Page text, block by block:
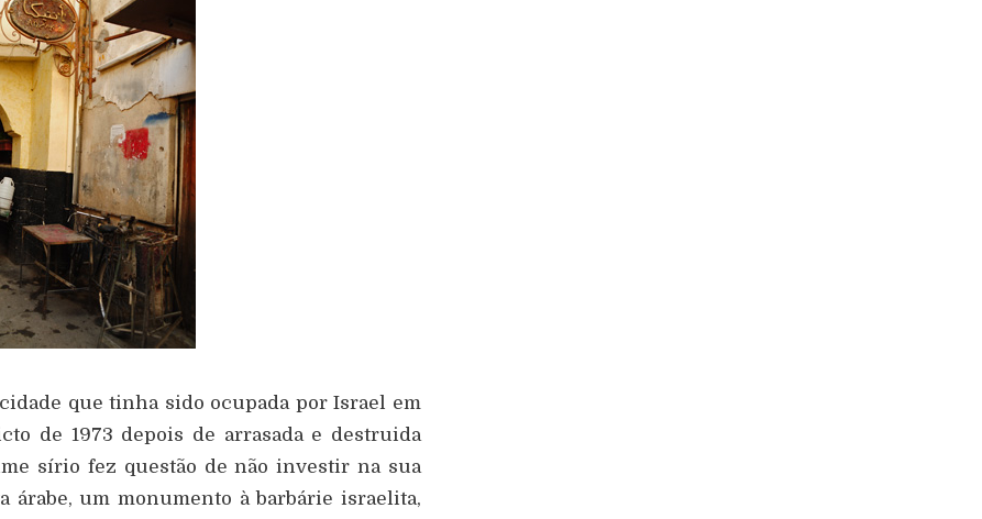
que tinha sido ocupada por Israel em
de 1973 depois de arrasada e destruida
sírio fez questão de não investir na sua
árabe, um monumento à barbárie israelita,